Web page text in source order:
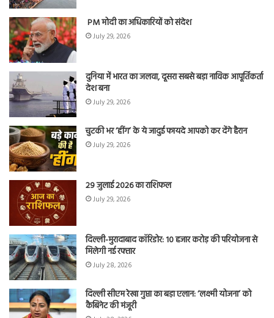
PM मोदी का अधिकारियों को संदेश
July 29, 2026
दुनिया में भारत का जलवा, दूसरा सबसे बड़ा नाविक आपूर्तिकर्ता
देश बना
July 29, 2026
चुटकी भर ‘हींग’ के ये जादुई फायदे आपको कर देंगे हैरान
July 29, 2026
29 जुलाई 2026 का राशिफल
July 29, 2026
दिल्ली-मुरादाबाद कॉरिडोर: 10 हजार करोड़ की परियोजना से
मिलेगी नई रफ्तार
July 28, 2026
दिल्ली सीएम रेखा गुप्ता का बड़ा एलान: ‘लक्ष्मी योजना’ को
कैबिनेट की मंजूरी